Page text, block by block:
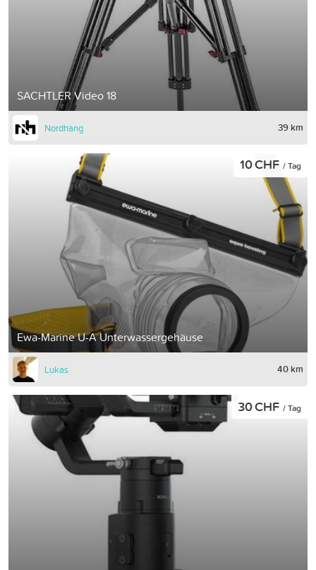
SACHTLER Video 18
Nordhang 39 km
Ewa-Marine U-A Unterwassergehäuse
10 CHF / Tag
Lukas 40 km
30 CHF / Tag